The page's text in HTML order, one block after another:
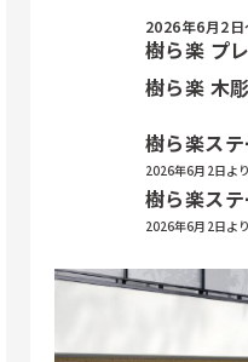
2026年6月2日
樹ら楽 プ
樹ら楽 木
樹ら楽ス
2026年6月2日よ
樹ら楽ス
2026年6月2日よ